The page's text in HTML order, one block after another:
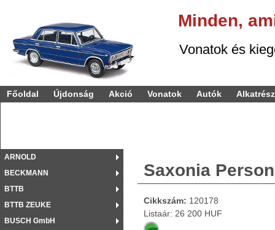
Minden,
Vonatok és
Főoldal Újdonság Akció Vonatok Autók
ARNOLD
BECKMANN
BTTB
BTTB ZEUKE
BUSCH GmbH
Saxonia
Cikkszám: 120178
Listaár: 26 200 HUF